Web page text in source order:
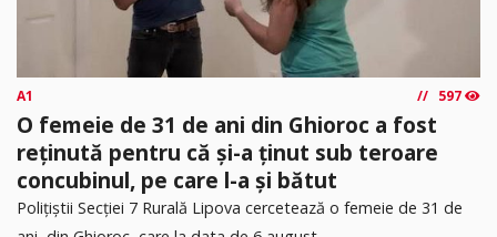
A1 597
O femeie de 31 de ani din Ghioroc a fost
reținută pentru că și-a ținut sub teroare
concubinul, pe care l-a și bătut
​Polițiștii Secției 7 Rurală Lipova cercetează o femeie de 31 de